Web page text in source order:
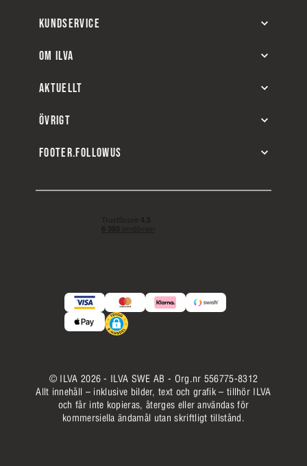
KUNDSERVICE
OM ILVA
AKTUELLT
ÖVRIGT
FOOTER.FOLLOWUS
© ILVA 2026 - ILVA SWE AB - Org.nr 556775-8312
Allt innehåll – inklusive bilder, text och grafik – tillhör ILVA
och får inte kopieras, återges eller användas för
kommersiella ändamål utan skriftligt tillstånd.